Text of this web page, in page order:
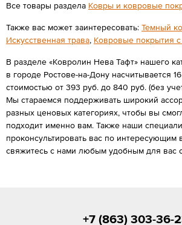
Все товары раздела Ковры и ковровые
Также вас может заинтересовать: Темный
Искусственная трава, Ковровые покрытия
В разделе «Ковролин Нева Тафт» нашего
в городе Ростове-на-Дону насчитывается
стоимостью от 393 руб. до 840 руб. (без
Мы стараемся поддерживать широкий
разных ценовых категориях, чтобы вы
подходит именно вам. Также наши
проконсультировать вас по интересующим
свяжитесь с нами любым удобным для вас
+7 (863) 303-36-